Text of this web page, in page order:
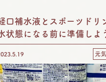
口補水液とスポーツドリ
状態になる前に準備しよ
元